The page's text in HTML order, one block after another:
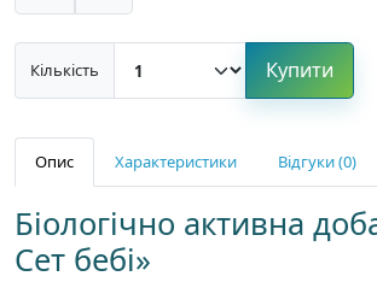
Кількість Купити
Опис Характеристики Відгуки (0)
Біологічно активна
Сет бебі»